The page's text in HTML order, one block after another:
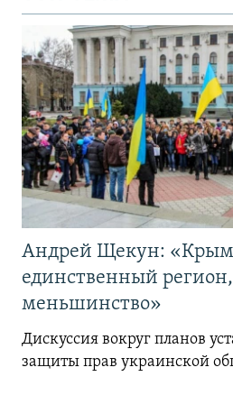
Андрей Щекун:
единственный
меньшинство»
Дискуссия вокруг планов
защиты прав украинской